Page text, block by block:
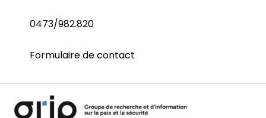
0473/982.820
Formulaire de contact